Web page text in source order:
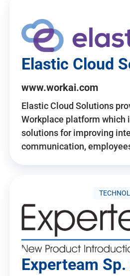
Elastic Cloud
www.workai.com
Elastic Cloud Solutions
Workplace platform which
solutions for improving
communication,
Experteam Sp.